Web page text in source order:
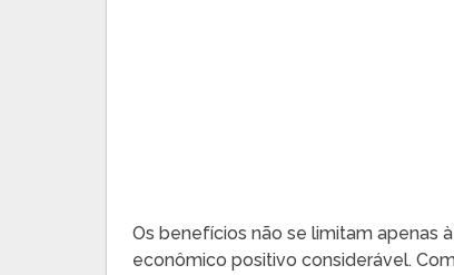
Os benefícios não se limitam apenas
econômico positivo considerável.